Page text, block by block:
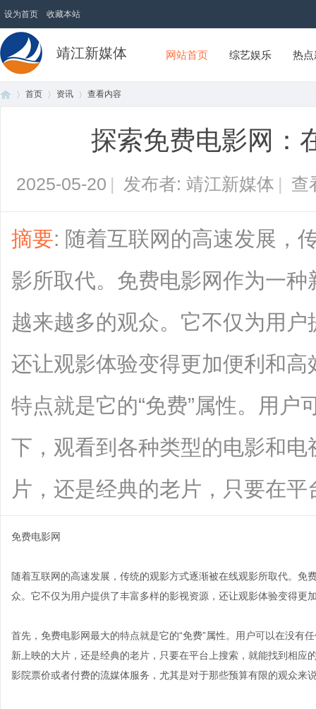
设为首页 收藏本站
靖江新媒体 网站首页 综艺娱乐 热
首页 资讯 查看内容
探索免费电影网：
2025-05-20 | 发布者: 靖江新媒体 | 查
摘要: 随着互联网的高速发展，
影所取代。免费电影网作为一
越来越多的观众。它不仅为用
还让观影体验变得更加便利和
特点就是它的“免费”属性。用户
下，观看到各种类型的电影和
片，还是经典的老片，只要在
免费电影网
随着互联网的高速发展，传统的观影方式逐渐被在线观影所取代。
众。它不仅为用户提供了丰富多样的影视资源，还让观影体验变得更
首先，免费电影网最大的特点就是它的“免费”属性。用户可以在没有
新上映的大片，还是经典的老片，只要在平台上搜索，就能找到相
影院票价或者付费的流媒体服务，尤其是对于那些预算有限的观众来